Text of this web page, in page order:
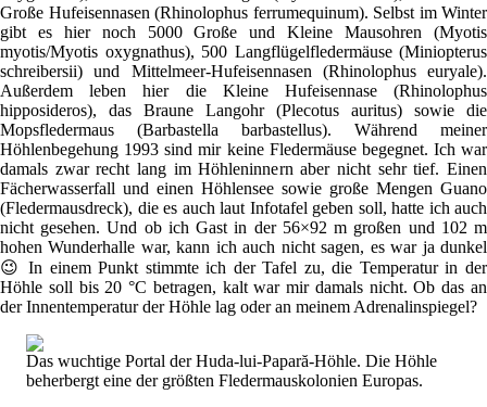
Große Hufeisennasen (Rhinolophus ferrumequinum). Selbst im Winter
gibt es hier noch 5000 Große und Kleine Mausohren (Myotis
myotis/Myotis oxygnathus), 500 Langflügelfledermäuse (Miniopterus
schreibersii) und Mittelmeer-Hufeisennasen (Rhinolophus euryale).
Außerdem leben hier die Kleine Hufeisennase (Rhinolophus
hipposideros), das Braune Langohr (Plecotus auritus) sowie die
Mopsfledermaus (Barbastella barbastellus). Während meiner
Höhlenbegehung 1993 sind mir keine Fledermäuse begegnet. Ich war
damals zwar recht lang im Höhleninnern aber nicht sehr tief. Einen
Fächerwasserfall und einen Höhlensee sowie große Mengen Guano
(Fledermausdreck), die es auch laut Infotafel geben soll, hatte ich auch
nicht gesehen. Und ob ich Gast in der 56×92 m großen und 102 m
hohen Wunderhalle war, kann ich auch nicht sagen, es war ja dunkel
😉 In einem Punkt stimmte ich der Tafel zu, die Temperatur in der
Höhle soll bis 20 °C betragen, kalt war mir damals nicht. Ob das an
der Innentemperatur der Höhle lag oder an meinem Adrenalinspiegel?
Das wuchtige Portal der Huda-lui-Papară-Höhle. Die Höhle
beherbergt eine der größten Fledermauskolonien Europas.